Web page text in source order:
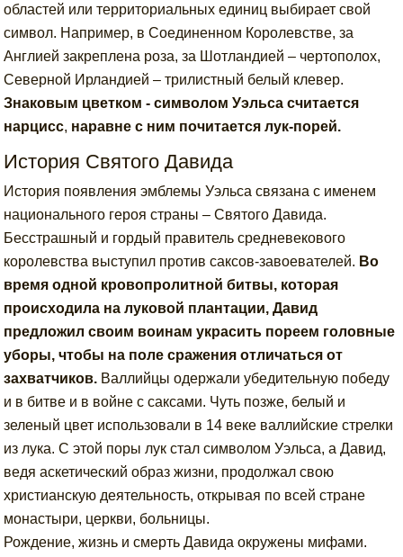
областей или территориальных единиц выбирает свой
символ. Например, в Соединенном Королевстве, за
Англией закреплена роза, за Шотландией – чертополох,
Северной Ирландией – трилистный белый клевер.
Знаковым цветком - символом Уэльса считается
нарцисс, наравне с ним почитается лук-порей.
История Святого Давида
История появления эмблемы Уэльса связана с именем
национального героя страны – Святого Давида.
Бесстрашный и гордый правитель средневекового
королевства выступил против саксов-завоевателей. Во
время одной кровопролитной битвы, которая
происходила на луковой плантации, Давид
предложил своим воинам украсить пореем головные
уборы, чтобы на поле сражения отличаться от
захватчиков. Валлийцы одержали убедительную победу
и в битве и в войне с саксами. Чуть позже, белый и
зеленый цвет использовали в 14 веке валлийские стрелки
из лука. С этой поры лук стал символом Уэльса, а Давид,
ведя аскетический образ жизни, продолжал свою
христианскую деятельность, открывая по всей стране
монастыри, церкви, больницы.
Рождение, жизнь и смерть Давида окружены мифами.